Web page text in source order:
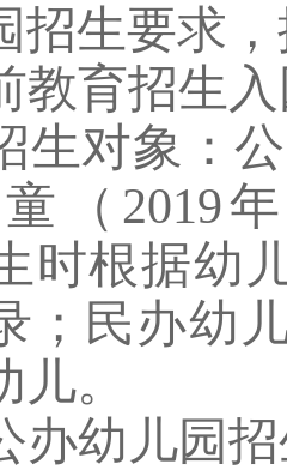
招生要求
教育招生
生对象：
（ 2019年
时根据幼
；民办幼
。
办幼儿园